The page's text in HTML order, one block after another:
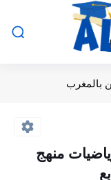
بالمغرب
منهج